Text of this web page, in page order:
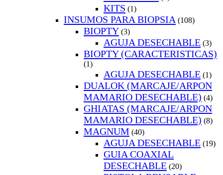
KITS (1)
INSUMOS PARA BIOPSIA (108)
BIOPTY (3)
AGUJA DESECHABLE (3)
BIOPTY (CARACTERISTICAS)
(1)
AGUJA DESECHABLE (1)
DUALOK (MARCAJE/ARPON
MAMARIO DESECHABLE) (4)
GHIATAS (MARCAJE/ARPON
MAMARIO DESECHABLE) (8)
MAGNUM (40)
AGUJA DESECHABLE (19)
GUIA COAXIAL
DESECHABLE (20)